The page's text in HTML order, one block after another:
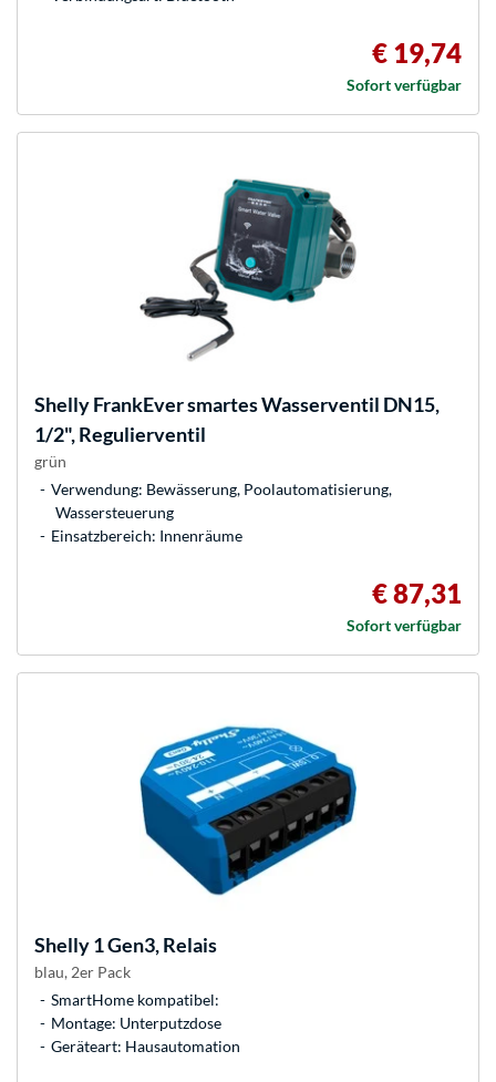
€ 19,74
Sofort verfügbar
ShellyFrankEver smartes Wasserventil DN15,
1/2", Regulierventil
grün
Verwendung: Bewässerung, Poolautomatisierung,
Wassersteuerung
Einsatzbereich: Innenräume
€ 87,31
Sofort verfügbar
Shelly1 Gen3, Relais
blau, 2er Pack
SmartHome kompatibel:
Montage: Unterputzdose
Geräteart: Hausautomation